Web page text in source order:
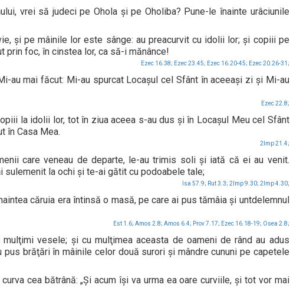
vrei să judeci pe Ohola şi pe Oholiba? Pune-le înainte urâciunile
şi pe mâinile lor este sânge: au preacurvit cu idolii lor; şi copiii pe
prin foc, în cinstea lor, ca să-i mănânce!
Ezec 16.38; Ezec 23.45; Ezec 16.20-45; Ezec 20.26-31;
au mai făcut: Mi-au spurcat Locaşul cel Sfânt în aceeaşi zi şi Mi-au
Ezec 22.8;
la idolii lor, tot în ziua aceea s-au dus şi în Locaşul Meu cel Sfânt
în Casa Mea.
2Imp 21.4;
care veneau de departe, le-au trimis soli şi iată că ei au venit.
sulemenit la ochi şi te-ai gătit cu podoabele tale;
Isa 57.9; Rut 3.3; 2Imp 9.30; 2Imp 4.30;
căruia era întinsă o masă, pe care ai pus tămâia şi untdelemnul
Est 1.6; Amos 2.8; Amos 6.4; Prov 7.17; Ezec 16.18-19; Osea 2.8;
vesele; şi cu mulţimea aceasta de oameni de rând au adus
brăţări în mâinile celor două surori şi mândre cununi pe capetele
cea bătrână: „Şi acum îşi va urma ea oare curviile, şi tot vor mai